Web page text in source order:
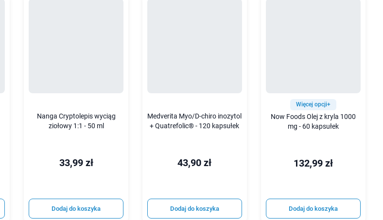
Nanga Cryptolepis wyciąg
ziołowy 1:1 - 50 ml
33,99 zł
Dodaj do koszyka
Medverita Myo/D-chiro inozytol
+ Quatrefolic® - 120 kapsułek
43,90 zł
Dodaj do koszyka
Więcej opcji+
Now Foods Olej z kryla 1000
mg - 60 kapsułek
132,99 zł
Dodaj do koszyka